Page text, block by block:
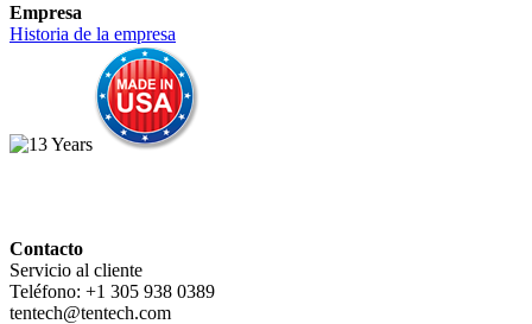
Megóhmetro
analógico
de
5
kV
Empresa
Historia de la empresa
Contacto
Servicio al cliente
Teléfono: +1 305 938 0389
tentech@tentech.com